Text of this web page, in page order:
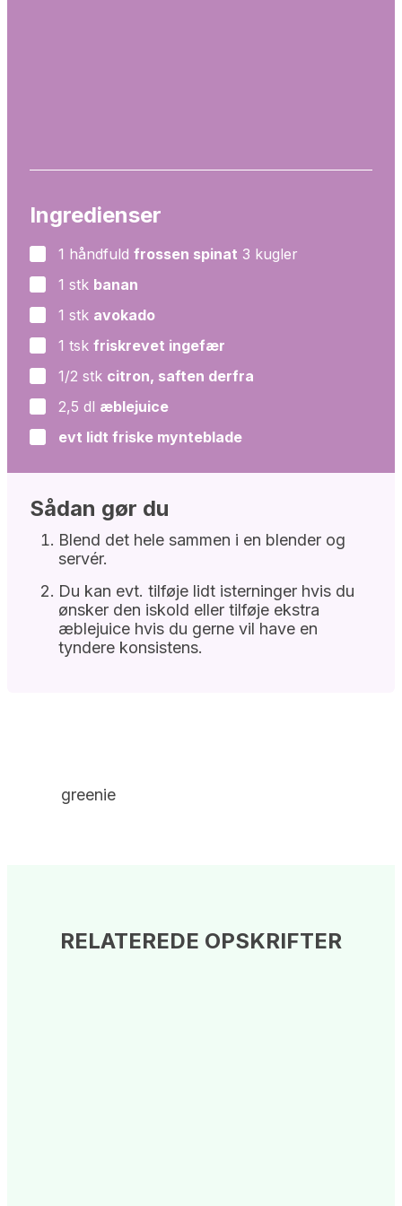
Ingredienser
▢
1 håndfuld frossen spinat 3 kugler
▢
1 stk banan
▢
1 stk avokado
▢
1 tsk friskrevet ingefær
▢
1/2 stk citron, saften derfra
▢
2,5 dl æblejuice
▢
evt lidt friske mynteblade
Sådan gør du
Blend det hele sammen i en blender og
servér.
Du kan evt. tilføje lidt isterninger hvis du
ønsker den iskold eller tilføje ekstra
æblejuice hvis du gerne vil have en
tyndere konsistens.
greenie
RELATEREDE OPSKRIFTER